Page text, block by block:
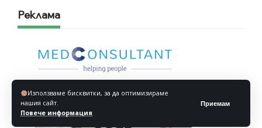
Използваме бисквитки, за да оптимизираме
нашия сайт.
Повече информация
Приемам
Реклама